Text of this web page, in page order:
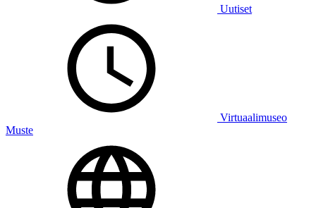
Uutiset
Virtuaalimuseo
Muste